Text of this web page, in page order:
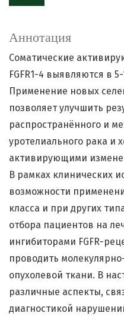
Аннотация
Соматические
FGFR1-4 выявляются в
Применение новых
позволяет улучшить
распространённого и
уротелиального рака и
активирующими
В рамках клинических
возможности
класса и при других
отбора пациентов на
ингибиторами FGFR-
проводить
опухолевой ткани. В
различные аспекты,
диагностикой